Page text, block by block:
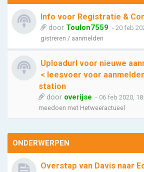
Info voor Registratie &
door Toulon7559 - 20 feb
gistreren / aanmelden
Uploadurl voor nieuwe
< leesvoer voor
station
door overijse - 06 feb 2020,
meedoen met Hetweeractueel
ONDERWERPEN
Overstap van Davis naar